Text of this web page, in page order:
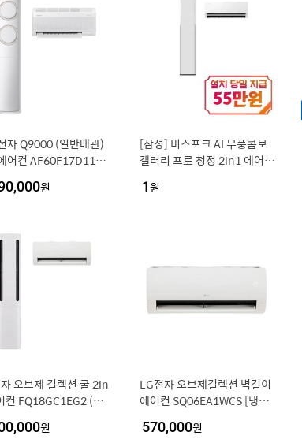
자 Q9000 (일반배관)
어컨 AF60F17D11BR
[전국기본설치비 포함]
원
[삼성] 비스포크 AI 무풍콤보
갤러리 프로 청정 2in1 에어컨
트/에센셜 화이트) / AF90H1
1원
오브제 컬렉션 쿨 2in
컨 FQ18GC1EG2 (일
외기포함) [전국설치비
원
LG전자 오브제컬렉션 벽걸이
에어컨 SQ06EA1WCS [냉방
치비동일]
570,000원